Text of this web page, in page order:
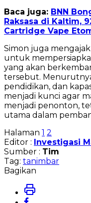
Baca juga: BNN
Raksasa di Kaltim,
Cartridge Vape
Simon juga
untuk
yang akan
tersebut.
pendidikan, dan
menjadi kunci agar
menjadi penonton,
utama dalam
Halaman 1 2
Editor : Investigasi
Sumber : Tim
Tag: tanimbar
Bagikan